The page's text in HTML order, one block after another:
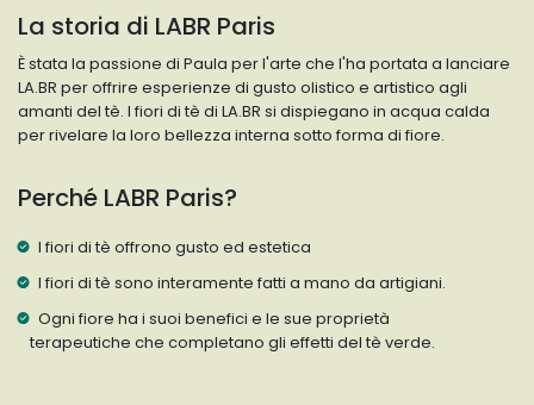
La storia di LABR Paris
È stata la passione di Paula per l'arte che l'ha portata a lanciare
LA.BR per offrire esperienze di gusto olistico e artistico agli
amanti del tè. I fiori di tè di LA.BR si dispiegano in acqua calda
per rivelare la loro bellezza interna sotto forma di fiore.
Perché LABR Paris?
I fiori di tè offrono gusto ed estetica
I fiori di tè sono interamente fatti a mano da artigiani.
Ogni fiore ha i suoi benefici e le sue proprietà
terapeutiche che completano gli effetti del tè verde.